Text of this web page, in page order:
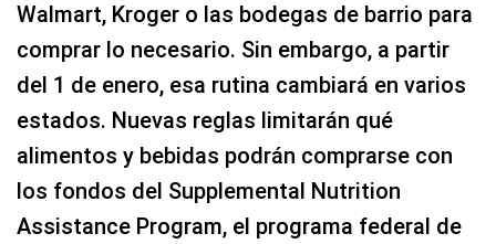
Walmart, Kroger o las bodegas de barrio para
comprar lo necesario. Sin embargo, a partir
del 1 de enero, esa rutina cambiará en varios
estados. Nuevas reglas limitarán qué
alimentos y bebidas podrán comprarse con
los fondos del Supplemental Nutrition
Assistance Program, el programa federal de